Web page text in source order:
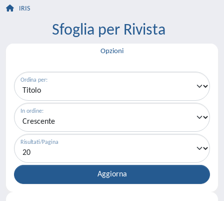
IRIS
Sfoglia per Rivista
Opzioni
Ordina per:
In ordine:
Risultati/Pagina